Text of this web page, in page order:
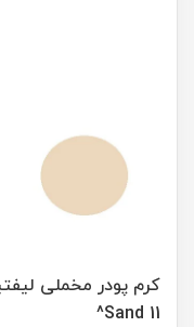
Sand 11^